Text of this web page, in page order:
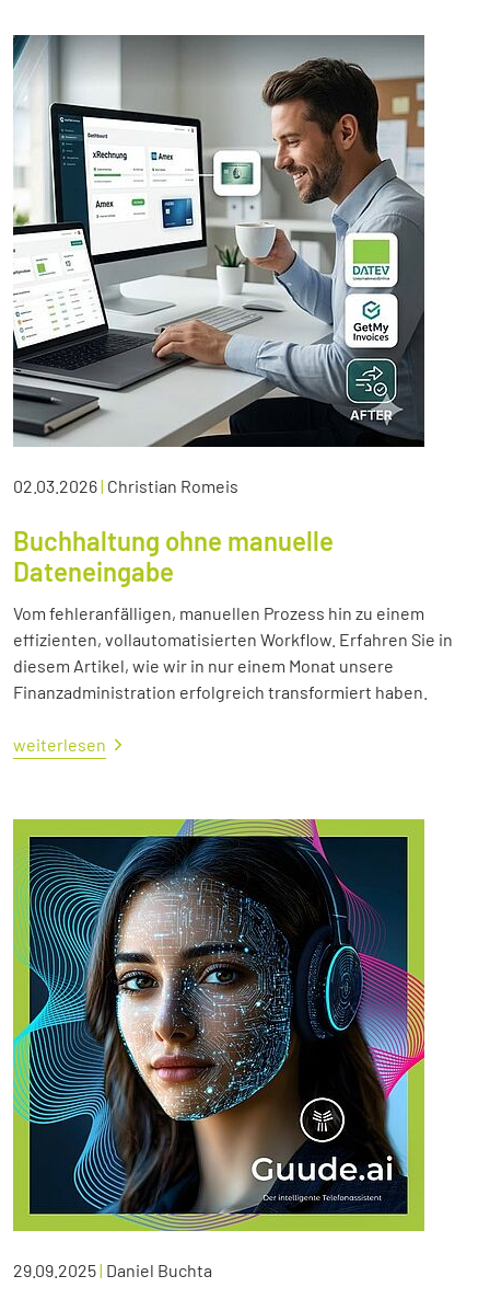
02.03.2026| Christian Romeis
Buchhaltung ohne manuelle
Dateneingabe
Vom fehleranfälligen, manuellen Prozess hin zu einem
effizienten, vollautomatisierten Workflow. Erfahren Sie in
diesem Artikel, wie wir in nur einem Monat unsere
Finanzadministration erfolgreich transformiert haben.
weiterlesen
29.09.2025| Daniel Buchta